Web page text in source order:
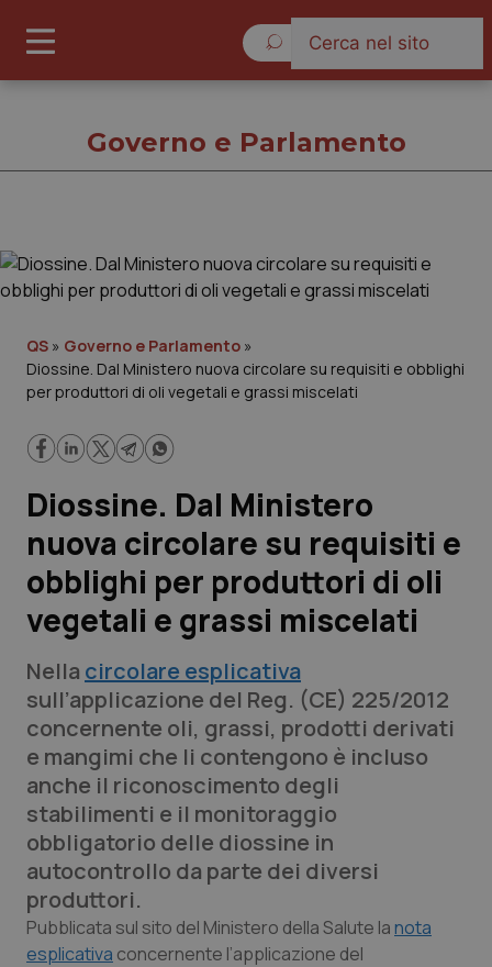
Governo e Parlamento
Regioni e Asl
Lavoro e Professioni
Scienza e Farmaci
Studi e Analisi
Lettere al direttore
Edizioni Regionali
QS Pro
Professionisti Sanitari.AI
Abruzzo
Basilicata
QS Pro Gold
Artrite & artrosi
QS Club Newsletter
Governo e Parlamento
QS » Governo e Parlamento »
Diossine. Dal Ministero nuova circolare su requisiti e obblighi
per produttori di oli vegetali e grassi miscelati
Diossine. Dal Ministero
nuova circolare su requisiti e
obblighi per produttori di oli
vegetali e grassi miscelati
Nella circolare esplicativa
sull’applicazione del Reg. (CE) 225/2012
concernente oli, grassi, prodotti derivati
e mangimi che li contengono è incluso
anche il riconoscimento degli
stabilimenti e il monitoraggio
obbligatorio delle diossine in
autocontrollo da parte dei diversi
produttori.
Pubblicata sul sito del Ministero della Salute lanota
esplicativa concernente l’applicazione del